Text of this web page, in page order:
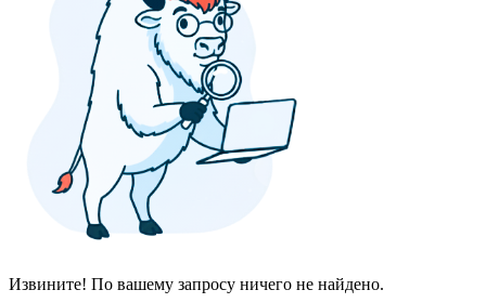
Извините! По вашему запросу ничего не найдено.